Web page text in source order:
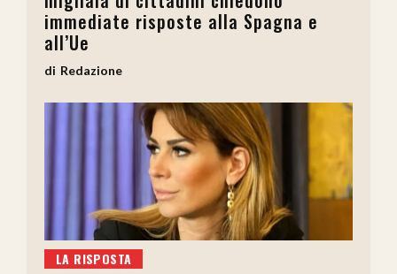
immediate risposte alla Spagna e
all’Ue
Redazione
LA RISPOSTA